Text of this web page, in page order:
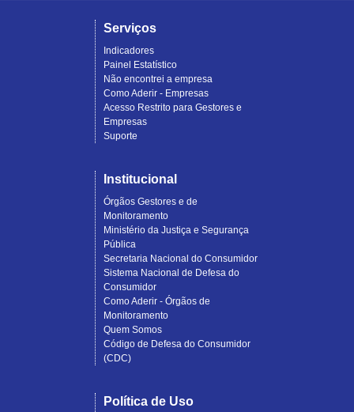
Serviços
Indicadores
Painel Estatístico
Não encontrei a empresa
Como Aderir - Empresas
Acesso Restrito para Gestores e
Empresas
Suporte
Institucional
Órgãos Gestores e de
Monitoramento
Ministério da Justiça e Segurança
Pública
Secretaria Nacional do Consumidor
Sistema Nacional de Defesa do
Consumidor
Como Aderir - Órgãos de
Monitoramento
Quem Somos
Código de Defesa do Consumidor
(CDC)
Política de Uso